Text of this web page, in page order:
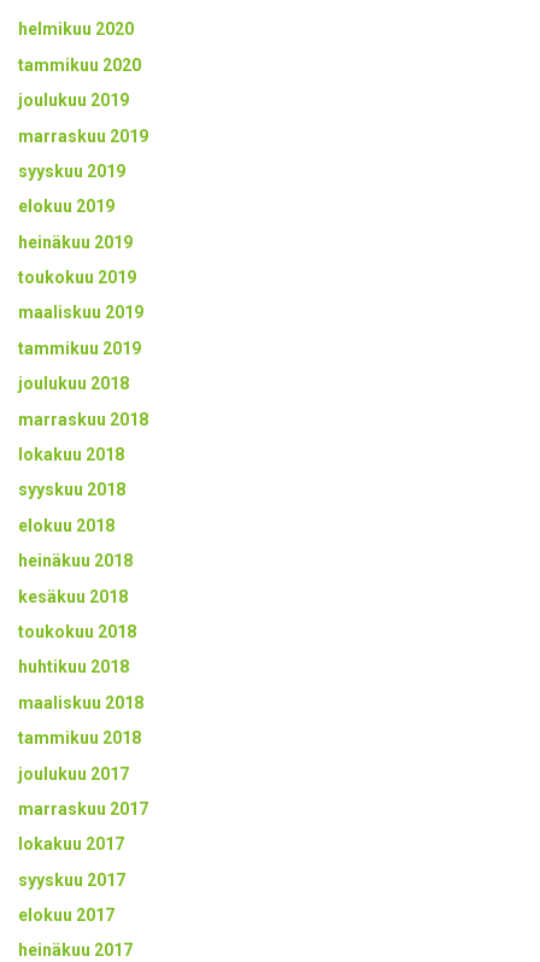
helmikuu 2020
tammikuu 2020
joulukuu 2019
marraskuu 2019
syyskuu 2019
elokuu 2019
heinäkuu 2019
toukokuu 2019
maaliskuu 2019
tammikuu 2019
joulukuu 2018
marraskuu 2018
lokakuu 2018
syyskuu 2018
elokuu 2018
heinäkuu 2018
kesäkuu 2018
toukokuu 2018
huhtikuu 2018
maaliskuu 2018
tammikuu 2018
joulukuu 2017
marraskuu 2017
lokakuu 2017
syyskuu 2017
elokuu 2017
heinäkuu 2017